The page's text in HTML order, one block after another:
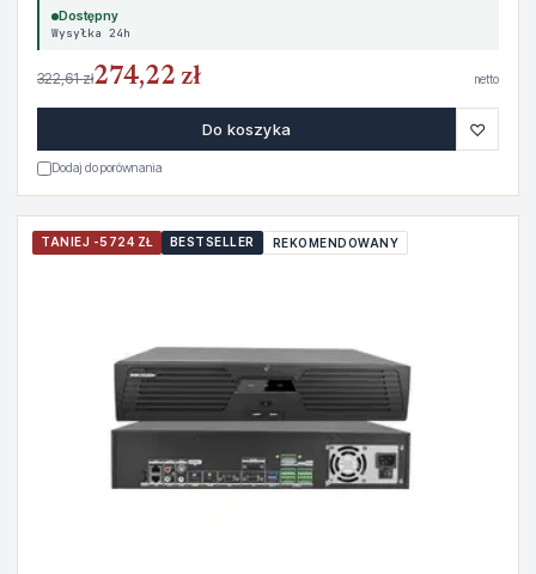
Dostępny
Wysyłka 24h
322,61 zł274,22 zł netto
Do koszyka ♡
Dodaj do porównania
TANIEJ -5724 ZŁ BESTSELLER REKOMENDOWANY